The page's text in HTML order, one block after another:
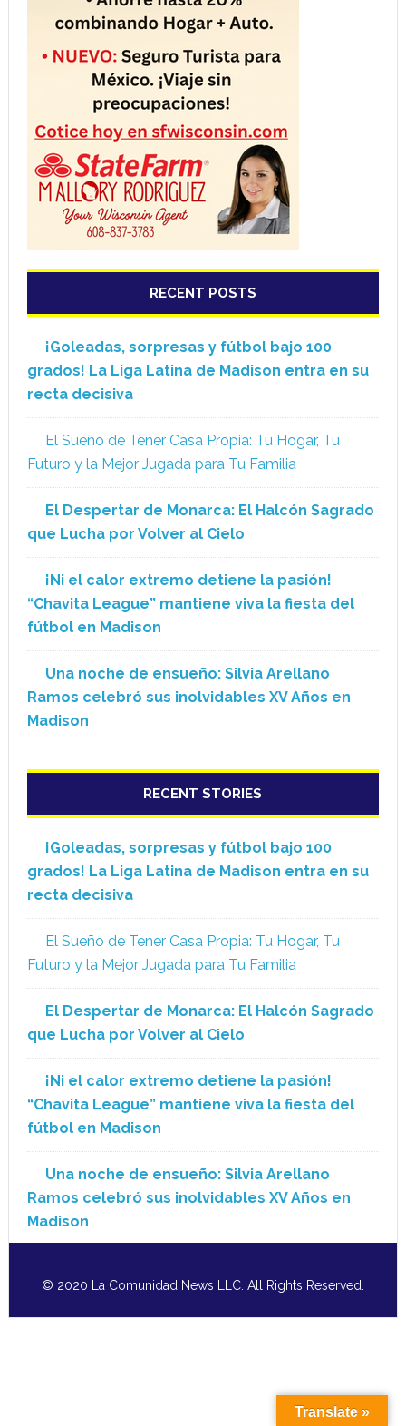
RECENT POSTS
¡Goleadas, sorpresas y fútbol bajo 100
grados! La Liga Latina de Madison entra en su
recta decisiva
El Sueño de Tener Casa Propia: Tu Hogar, Tu
Futuro y la Mejor Jugada para Tu Familia
El Despertar de Monarca: El Halcón Sagrado
que Lucha por Volver al Cielo
¡Ni el calor extremo detiene la pasión!
“Chavita League” mantiene viva la fiesta del
fútbol en Madison
Una noche de ensueño: Silvia Arellano
Ramos celebró sus inolvidables XV Años en
Madison
RECENT STORIES
¡Goleadas, sorpresas y fútbol bajo 100
grados! La Liga Latina de Madison entra en su
recta decisiva
El Sueño de Tener Casa Propia: Tu Hogar, Tu
Futuro y la Mejor Jugada para Tu Familia
El Despertar de Monarca: El Halcón Sagrado
que Lucha por Volver al Cielo
¡Ni el calor extremo detiene la pasión!
“Chavita League” mantiene viva la fiesta del
fútbol en Madison
Una noche de ensueño: Silvia Arellano
Ramos celebró sus inolvidables XV Años en
Madison
© 2020 La Comunidad News LLC. All Rights Reserved.
Translate »